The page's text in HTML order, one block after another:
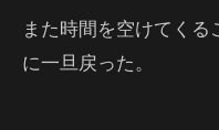
また時間を空けてく
に一旦戻った。